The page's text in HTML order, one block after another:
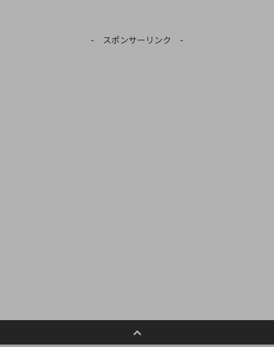
- スポンサーリンク -